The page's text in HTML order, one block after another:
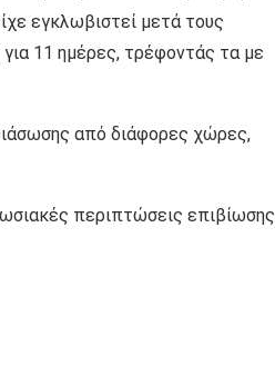
εγκλωβιστεί μετά τους
11 ημέρες, τρέφοντάς τα με
από διάφορες χώρες,
περιπτώσεις επιβίωσης